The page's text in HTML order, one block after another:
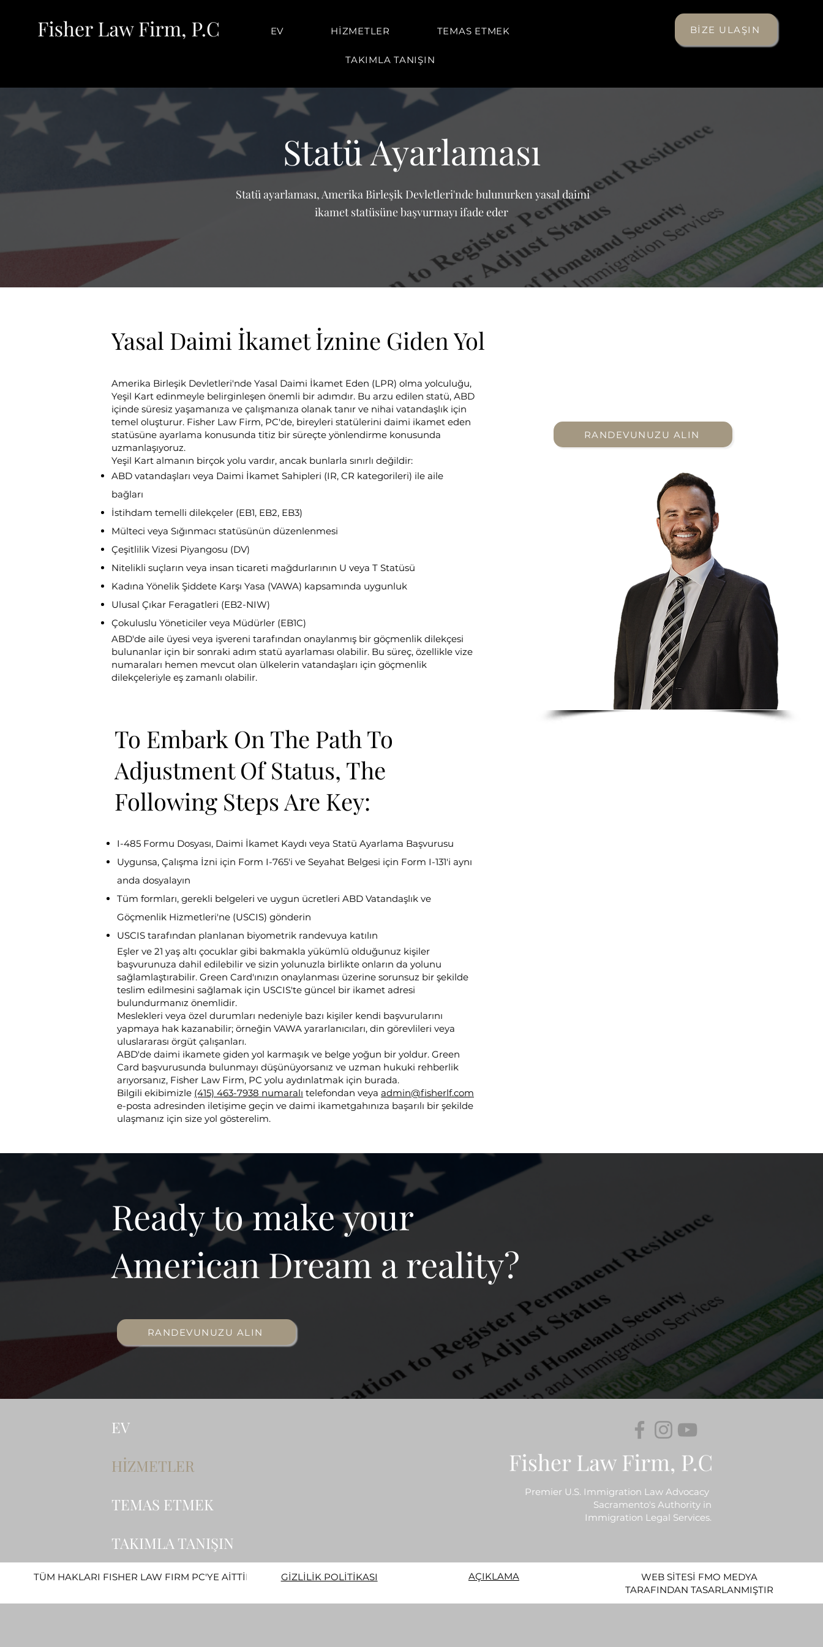
EV HİZMETLER TEMAS ETMEK
TAKIMLA TANIŞIN
BİZE ULAŞIN
Statü Ayarlaması
Statü ayarlaması, Amerika Birleşik Devletleri'nde bulunurken yasal daimi
ikamet statüsüne başvurmayı ifade eder
Yasal Daimi İkamet İznine Giden Yol
Amerika Birleşik Devletleri'nde Yasal Daimi İkamet Eden (LPR) olma yolculuğu,
Yeşil Kart edinmeyle belirginleşen önemli bir adımdır. Bu arzu edilen statü, ABD
içinde süresiz yaşamanıza ve çalışmanıza olanak tanır ve nihai vatandaşlık için
temel oluşturur. Fisher Law Firm, PC'de, bireyleri statülerini daimi ikamet eden
statüsüne ayarlama konusunda titiz bir süreçte yönlendirme konusunda
uzmanlaşıyoruz.
Yeşil Kart almanın birçok yolu vardır, ancak bunlarla sınırlı değildir:
ABD vatandaşları veya Daimi İkamet Sahipleri (IR, CR kategorileri) ile aile
bağları
İstihdam temelli dilekçeler (EB1, EB2, EB3)
Mülteci veya Sığınmacı statüsünün düzenlenmesi
Çeşitlilik Vizesi Piyangosu (DV)
Nitelikli suçların veya insan ticareti mağdurlarının U veya T Statüsü
Kadına Yönelik Şiddete Karşı Yasa (VAWA) kapsamında uygunluk
Ulusal Çıkar Feragatleri (EB2-NIW)
Çokuluslu Yöneticiler veya Müdürler (EB1C)
ABD'de aile üyesi veya işvereni tarafından onaylanmış bir göçmenlik dilekçesi
bulunanlar için bir sonraki adım statü ayarlaması olabilir. Bu süreç, özellikle vize
numaraları hemen mevcut olan ülkelerin vatandaşları için göçmenlik
dilekçeleriyle eş zamanlı olabilir.
RANDEVUNUZU ALIN
To Embark On The Path To
Adjustment Of Status, The
Following Steps Are Key:
I-485 Formu Dosyası, Daimi İkamet Kaydı veya Statü Ayarlama Başvurusu
Uygunsa, Çalışma İzni için Form I-765'i ve Seyahat Belgesi için Form I-131'i aynı
anda dosyalayın
Tüm formları, gerekli belgeleri ve uygun ücretleri ABD Vatandaşlık ve
Göçmenlik Hizmetleri'ne (USCIS) gönderin
USCIS tarafından planlanan biyometrik randevuya katılın
Eşler ve 21 yaş altı çocuklar gibi bakmakla yükümlü olduğunuz kişiler
başvurunuza dahil edilebilir ve sizin yolunuzla birlikte onların da yolunu
sağlamlaştırabilir. Green Card'ınızın onaylanması üzerine sorunsuz bir şekilde
teslim edilmesini sağlamak için USCIS'te güncel bir ikamet adresi
bulundurmanız önemlidir.
Meslekleri veya özel durumları nedeniyle bazı kişiler kendi başvurularını
yapmaya hak kazanabilir; örneğin VAWA yararlanıcıları, din görevlileri veya
uluslararası örgüt çalışanları.
ABD'de daimi ikamete giden yol karmaşık ve belge yoğun bir yoldur. Green
Card başvurusunda bulunmayı düşünüyorsanız ve uzman hukuki rehberlik
arıyorsanız, Fisher Law Firm, PC yolu aydınlatmak için burada.
Bilgili ekibimizle (415) 463-7938 numaralı telefondan veya admin@fisherlf.com
e-posta adresinden iletişime geçin ve daimi ikametgahınıza başarılı bir şekilde
ulaşmanız için size yol gösterelim.
Ready to make your
American Dream a reality?
RANDEVUNUZU ALIN
EV
HİZMETLER
TEMAS ETMEK
TAKIMLA TANIŞIN
Premier U.S. Immigration Law Advocacy
Sacramento's Authority in
Immigration Legal Services.
TÜM HAKLARI FISHER LAW FIRM PC'YE AİTTİR GİZLİLİK POLİTİKASI AÇIKLAMA
WEB SİTESİ FMO MEDYA
TARAFINDAN TASARLANMIŞTIR